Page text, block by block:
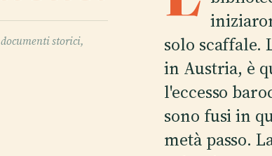
storici,
solo scaffale.
in Austria, è
l'eccesso
sono fusi in
metà passo.